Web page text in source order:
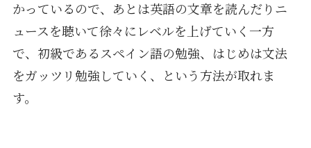
かっているので、あとは英語の文章を読んだりニ
ュースを聴いて徐々にレベルを上げていく一方
で、初級であるスペイン語の勉強、はじめは文法
をガッツリ勉強していく、という方法が取れま
す。